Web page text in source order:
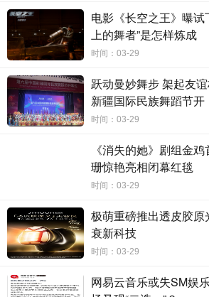
具临场感的观影环境，让观众得以轻松进
IMAX顶天立地的大银幕，观众将仿佛更近
四口的爆笑旅途，在全场观众汇聚的欢乐
一次趣味爆笑、深度解压的观影享受。
电影《长空之王》曝试
上的舞者”是怎样炼成
时间：03-29
跃动曼妙舞步 架起友
新疆国际民族舞蹈节开
时间：03-29
《消失的她》剧组金
珊惊艳亮相闭幕红毯
时间：03-29
极萌重磅推出透皮胶
衰新科技
时间：03-29
网易云音乐或失SM娱